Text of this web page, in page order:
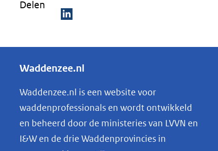
Delen
e
e
n
o
p
Waddenzee.nl
Waddenzee.nl is een website voor
waddenprofessionals en wordt ontwikkeld
en beheerd door de ministeries van LVVN en
I&W en de drie Waddenprovincies in